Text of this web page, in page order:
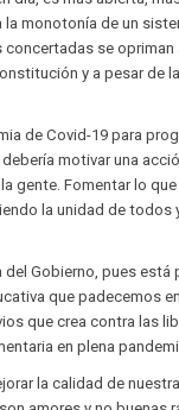
la monotonía de un
se opriman
y a pesar de
de Covid-19 para
motivar una
gente. Fomentar lo
la unidad de todos
Gobierno, pues está
que padecemos
que crea contra las
en plena
la calidad de